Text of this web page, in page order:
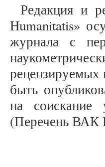
Редакция и
Humanitatis»
журнала с
быть
на соискание
(Перечень ВАК